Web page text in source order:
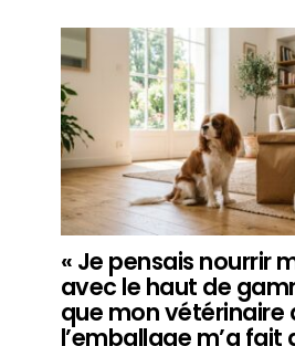
« Je pensais nourrir
avec le haut de
que mon vétérinaire
l’emballage m’a